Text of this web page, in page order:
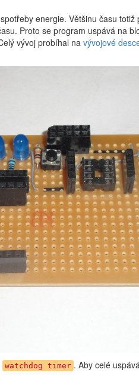
energie. Většinu času
Proto se program uspává na
vývoj probíhal na vývojové
watchdog timer . Aby celé